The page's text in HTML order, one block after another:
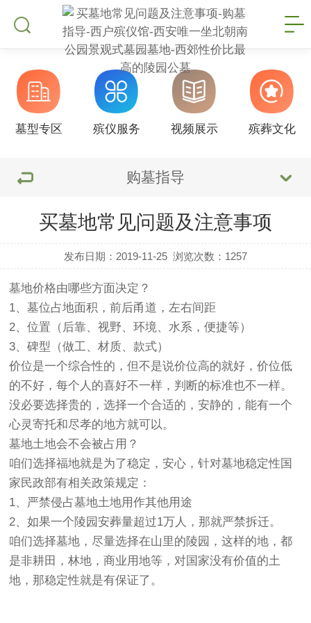
墓型专区 殡仪服务 视频展示 殡葬文化
购墓指导
买墓地常见问题及注意事项
发布日期：2019-11-25 浏览次数： 1257
墓地价格由哪些方面决定？
1、墓位占地面积，前后甬道，左右间距
2、位置（后靠、视野、环境、水系，便捷等）
3、碑型（做工、材质、款式）
价位是一个综合性的，但不是说价位高的就好，价位低
的不好，每个人的喜好不一样，判断的标准也不一样。
没必要选择贵的，选择一个合适的，安静的，能有一个
心灵寄托和尽孝的地方就可以。
墓地土地会不会被占用？
咱们选择福地就是为了稳定，安心，针对墓地稳定性国
家民政部有相关政策规定：
1、严禁侵占墓地土地用作其他用途
2、如果一个陵园安葬量超过1万人，那就严禁拆迁。
咱们选择墓地，尽量选择在山里的陵园 ，这样的地，都
是非耕田，林地，商业用地等，对国家没有价值的土
地，那稳定性就是有保证了。